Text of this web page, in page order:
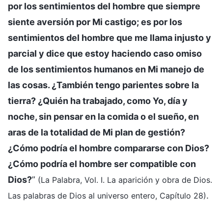
por los sentimientos del hombre que siempre
siente aversión por Mi castigo; es por los
sentimientos del hombre que me llama injusto y
parcial y dice que estoy haciendo caso omiso
de los sentimientos humanos en Mi manejo de
las cosas. ¿También tengo parientes sobre la
tierra? ¿Quién ha trabajado, como Yo, día y
noche, sin pensar en la comida o el sueño, en
aras de la totalidad de Mi plan de gestión?
¿Cómo podría el hombre compararse con Dios?
¿Cómo podría el hombre ser compatible con
Dios?” (La Palabra, Vol. I. La aparición y obra de Dios.
Las palabras de Dios al universo entero, Capítulo 28).